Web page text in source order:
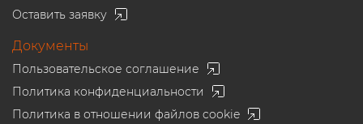
Оставить заявку
Документы
Пользовательское соглашение
Политика конфиденциальности
Политика в отношении файлов cookie